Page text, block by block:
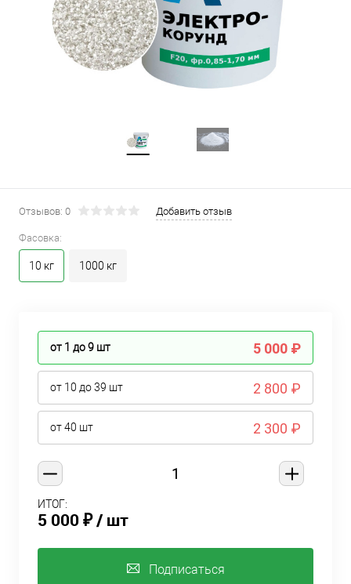
Отзывов: 0 Добавить отзыв
Фасовка:
10 кг 1000 кг
от 1 до 9 шт 5 000 ₽
от 10 до 39 шт 2 800 ₽
от 40 шт 2 300 ₽
ИТОГ:
5 000 ₽/ шт
Подписаться